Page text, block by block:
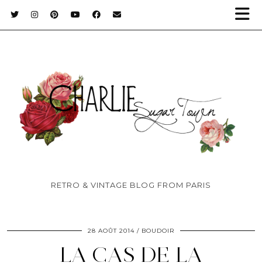
RETRO & VINTAGE BLOG FROM PARIS
28 AOÛT 2014 BOUDOIR
LA CAS DE LA